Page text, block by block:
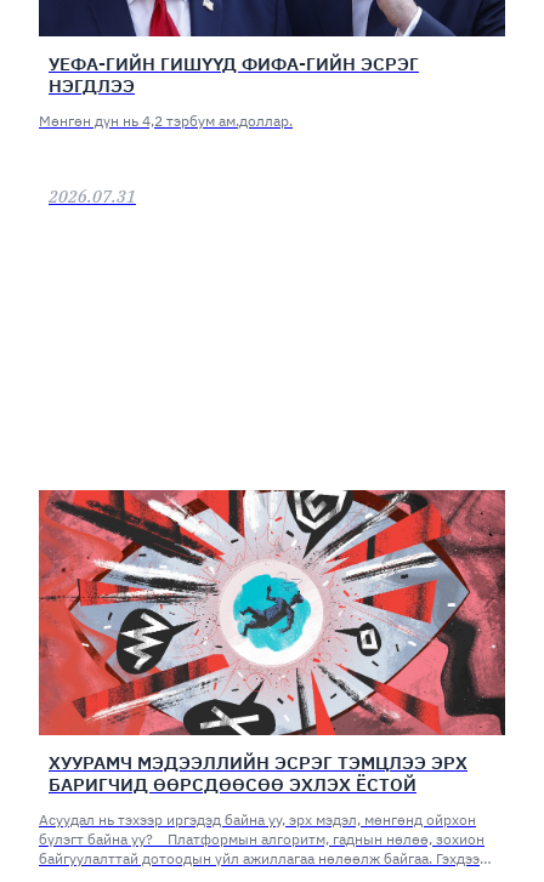
УЕФА-ГИЙН ГИШҮҮД ФИФА-ГИЙН ЭСРЭГ
НЭГДЛЭЭ
Мөнгөн дүн нь 4,2 тэрбум ам.доллар.
2026.07.31
ХУУРАМЧ МЭДЭЭЛЛИЙН ЭСРЭГ ТЭМЦЛЭЭ ЭРХ
БАРИГЧИД ӨӨРСДӨӨСӨӨ ЭХЛЭХ ЁСТОЙ
Асуудал нь тэхээр иргэдэд байна уу, эрх мэдэл, мөнгөнд ойрхон
бүлэгт байна уу? Платформын алгоритм, гаднын нөлөө, зохион
байгуулалттай дотоодын үйл ажиллагаа нөлөөлж байгаа. Гэхдээ